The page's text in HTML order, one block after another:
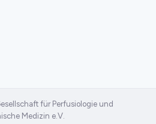
für Perfusiologie und
Medizin e.V.